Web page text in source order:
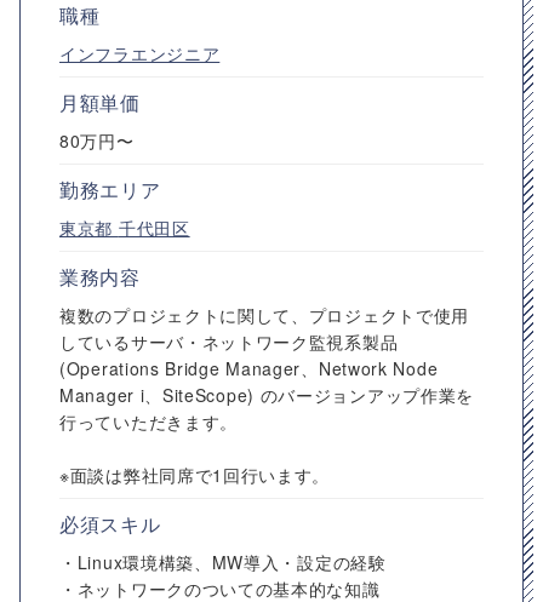
職種
インフラエンジニア
月額単価
80万円〜
勤務エリア
東京都 千代田区
業務内容
複数のプロジェクトに関して、プロジェクトで使用
しているサーバ・ネットワーク監視系製品
(Operations Bridge Manager、Network Node
Manager i、SiteScope) のバージョンアップ作業を
行っていただきます。
※面談は弊社同席で1回行います。
必須スキル
・Linux環境構築、MW導入・設定の経験
・ネットワークのついての基本的な知識